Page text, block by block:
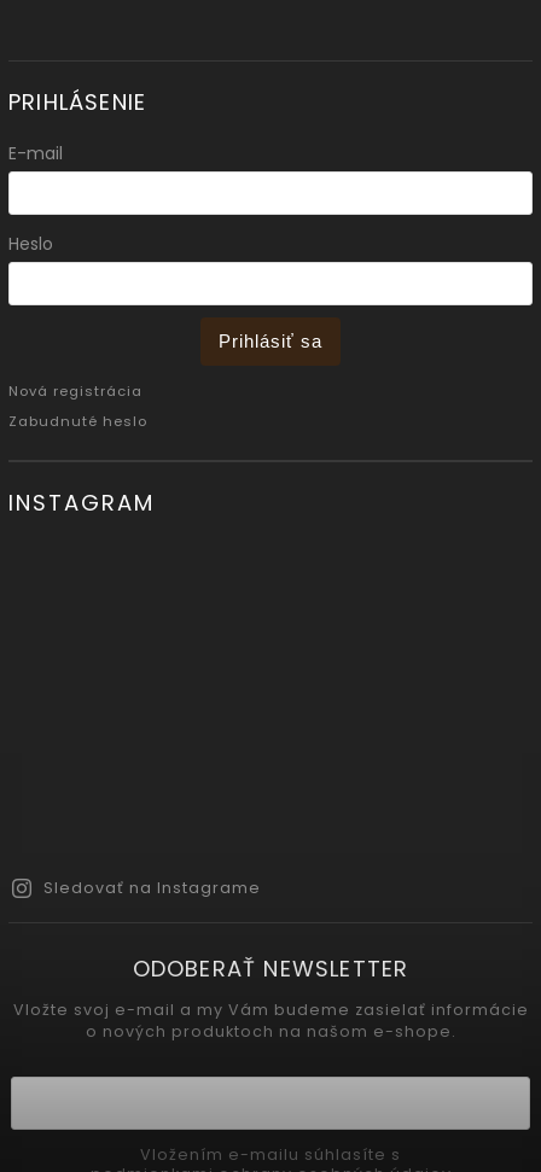
PRIHLÁSENIE
E-mail
Heslo
Prihlásiť sa
Nová registrácia
Zabudnuté heslo
INSTAGRAM
Sledovať na Instagrame
ODOBERAŤ NEWSLETTER
Vložte svoj e-mail a my Vám budeme zasielať informácie
o nových produktoch na našom e-shope.